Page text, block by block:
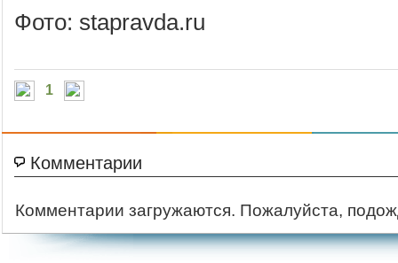
Фото: stapravda.ru
1
Комментарии
Комментарии загружаются. Пожалуйста,